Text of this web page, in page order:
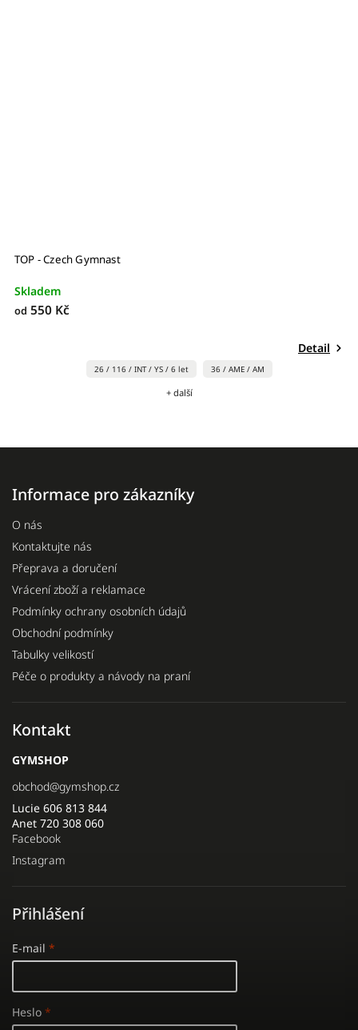
TOP - Czech Gymnast
Skladem
od 550 Kč
Detail
26 / 116 / INT / YS / 6 let 36 / AME / AM
+ další
Informace pro zákazníky
O nás
Kontaktujte nás
Přeprava a doručení
Vrácení zboží a reklamace
Podmínky ochrany osobních údajů
Obchodní podmínky
Tabulky velikostí
Péče o produkty a návody na praní
Kontakt
GYMSHOP
obchod@gymshop.cz
Lucie 606 813 844
Anet 720 308 060
Facebook
Instagram
Přihlášení
E-mail
Heslo